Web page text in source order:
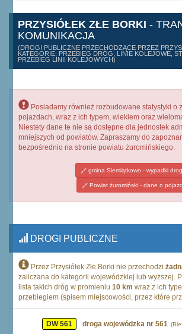
PRZYSIÓŁEK ZŁE BORKI -
KOMUNIKACJA
(DROGI PUBLICZNE PRZECHODZĄCE PRZEZ
KATEGORIE, PRZEBIEG DRÓG, LINIE KOLEJOWE,
PRZEBIEG LINII KOLEJOWYCH)
Posiadamy również rozbudowane statystyki o
pojazdach, wraz z ich typem, wiekiem oraz
Niestety dane te nie są dostępne dla jednostek
mniejszych od powiatów. Zapraszamy do
bezpośrednio na stronie powiatu żuromińskiego.
gmina Siemiątkowo - wypadki
Powiat żuromiński - dane o
DROGI PUBLICZNE
Przez Przysiółek Złe Borki nie przechodzi
zaliczana do kategorii wojewódzkiej lub wyższej.
lista takich dróg w promieniu 10 km wraz z ich
przebiegiem (spisem miejscowości, przez które
DW 561 droga wojewódzka nr 561